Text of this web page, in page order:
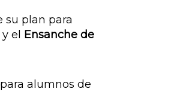
su plan para
y el Ensanche de
para alumnos de